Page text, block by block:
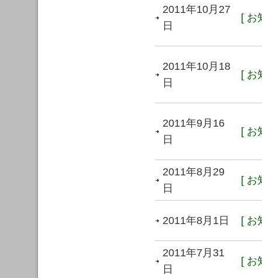
2011年10月27
日
[ お
2011年10月18
日
[ お
2011年9月16
日
[ お
2011年8月29
日
[ お
2011年8月1日 [ お
2011年7月31
日
[ お